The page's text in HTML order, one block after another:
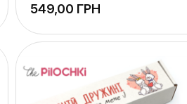
ГРН